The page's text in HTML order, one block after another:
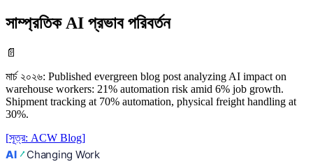
সাম্প্রতিক AI প্রভাব পরিবর্তন
📄
মার্চ ২০২৬: Published evergreen blog post analyzing AI impact on
warehouse workers: 21% automation risk amid 6% job growth.
Shipment tracking at 70% automation, physical freight handling at
30%.
[সূত্র: ACW Blog]